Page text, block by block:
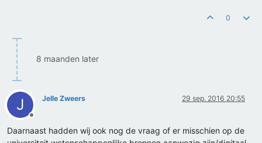
0
8 maanden later
J
Offline
Jelle Zweers 29 sep. 2016 20:55
Daarnaast hadden wij ook nog de vraag of er misschien op de